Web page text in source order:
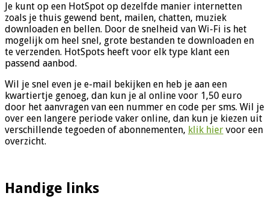
Je kunt op een HotSpot op dezelfde manier internetten
zoals je thuis gewend bent, mailen, chatten, muziek
downloaden en bellen. Door de snelheid van Wi-Fi is het
mogelijk om heel snel, grote bestanden te downloaden en
te verzenden. HotSpots heeft voor elk type klant een
passend aanbod.
Wil je snel even je e-mail bekijken en heb je aan een
kwartiertje genoeg, dan kun je al online voor 1,50 euro
door het aanvragen van een nummer en code per sms. Wil je
over een langere periode vaker online, dan kun je kiezen uit
verschillende tegoeden of abonnementen, klik hier voor een
overzicht.
Handige links